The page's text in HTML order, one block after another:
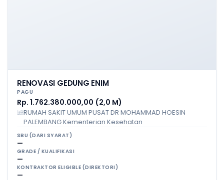
RENOVASI GEDUNG ENIM
PAGU
Rp. 1.762.380.000,00 (2,0 M)
RUMAH SAKIT UMUM PUSAT DR MOHAMMAD HOESIN
PALEMBANG Kementerian Kesehatan
SBU (DARI SYARAT)
—
GRADE / KUALIFIKASI
—
KONTRAKTOR ELIGIBLE (DIREKTORI)
—